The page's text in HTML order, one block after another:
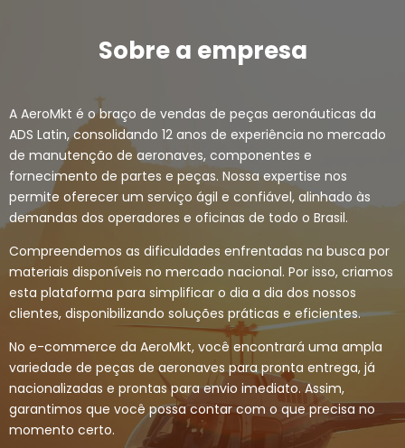
Sobre a empresa
A AeroMkt é o braço de vendas de peças aeronáuticas da
ADS Latin, consolidando 12 anos de experiência no mercado
de manutenção de aeronaves, componentes e
fornecimento de partes e peças. Nossa expertise nos
permite oferecer um serviço ágil e confiável, alinhado às
demandas dos operadores e oficinas de todo o Brasil.
Compreendemos as dificuldades enfrentadas na busca por
materiais disponíveis no mercado nacional. Por isso, criamos
esta plataforma para simplificar o dia a dia dos nossos
clientes, disponibilizando soluções práticas e eficientes.
No e-commerce da AeroMkt, você encontrará uma ampla
variedade de peças de aeronaves para pronta entrega, já
nacionalizadas e prontas para envio imediato. Assim,
garantimos que você possa contar com o que precisa no
momento certo.